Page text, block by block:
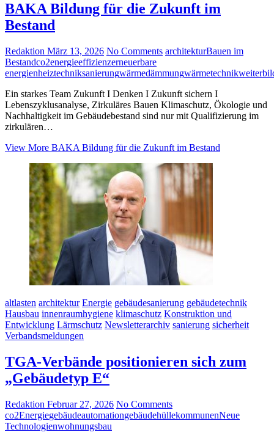
BAKA Bildung für die Zukunft im
Bestand
Redaktion März 13, 2026 No Comments architekturBauen im
Bestandco2energieeffizienzerneuerbare
energienheiztechniksanierungwärmedämmungwärmetechnik
Ein starkes Team Zukunft I Denken I Zukunft sichern I
Lebenszyklusanalyse, Zirkuläres Bauen Klimaschutz, Ökologie und
Nachhaltigkeit im Gebäudebestand sind nur mit Qualifizierung im
zirkulären…
View More BAKA Bildung für die Zukunft im Bestand
altlasten architektur Energie gebäudesanierung gebäudetechnik
Hausbau innenraumhygiene klimaschutz Konstruktion und
Entwicklung Lärmschutz Newsletterarchiv sanierung sicherheit
Verbandsmeldungen
TGA-Verbände positionieren sich zum
„Gebäudetyp E“
Redaktion Februar 27, 2026 No Comments
co2EnergiegebäudeautomationgebäudehüllekommunenNeue
Technologienwohnungsbau